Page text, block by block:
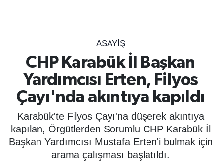
ASAYIŞ
CHP Karabük İl Başkan
Yardımcısı Erten, Filyos
Çayı'nda akıntıya kapıldı
Karabük'te Filyos Çayı'na düşerek akıntıya
kapılan, Örgütlerden Sorumlu CHP Karabük İl
Başkan Yardımcısı Mustafa Erten'i bulmak için
arama çalışması başlatıldı.
YURT
EĞİTİM
ÖZEL HABER
SAĞLIK
Son Dakika Haberleri
Haber Arşivi